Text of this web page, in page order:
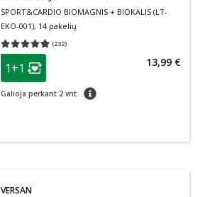
SPORT&CARDIO BIOMAGNIS + BIOKALIS (LT-
EKO-001), 14 pakelių
(232)
Vidutinis įvertinimas 4.93
patarimas
Lojalumo klubo narių nuolaida
1+1
Galioja perkant 2 vnt. patarimas
13,99 €
VERSAN